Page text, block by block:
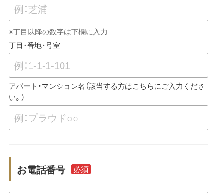
※丁目以降の数字は下欄に入力
丁目・番地・号室
アパート・マンション名（該当する方はこちらにご入力くださ
い。）
お電話番号 必須